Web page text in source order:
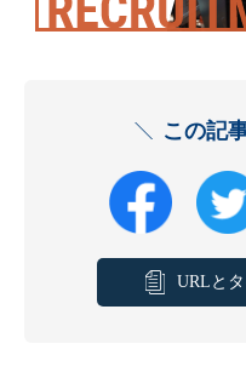
この記
URLと